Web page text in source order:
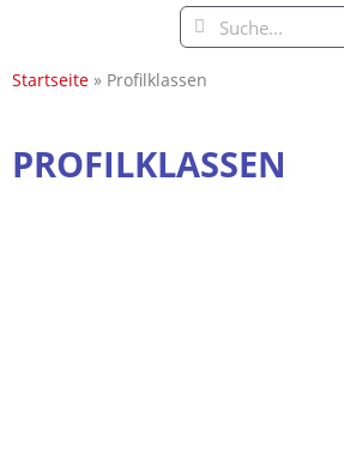
Startseite » Profilklassen
PROFILKLASSEN